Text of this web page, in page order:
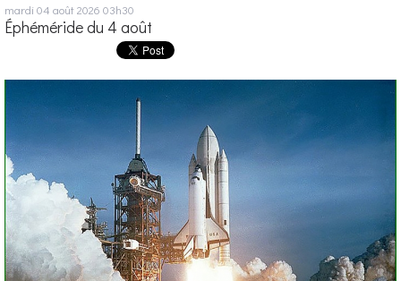
mardi 04 août 2026 03h30
Éphéméride du 4 août